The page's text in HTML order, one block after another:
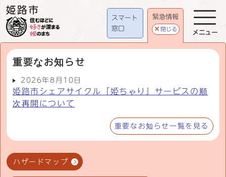
スマート
窓口
緊急情報
閉じる
重要なお知らせ
2026年8月10日
姫路市シェアサイクル「姫ちゃり」サービスの順
次再開について
重要なお知らせ一覧を見る
ハザードマップ
メニュー